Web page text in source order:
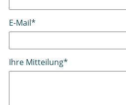
Pflichtfeld
E-Mail*
Pflichtfeld
Ihre Mitteilung*